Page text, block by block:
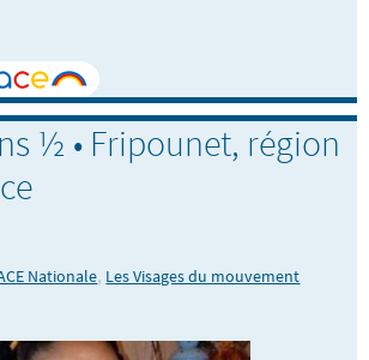
½ • Fripounet, région
Nationale, Les Visages du mouvement